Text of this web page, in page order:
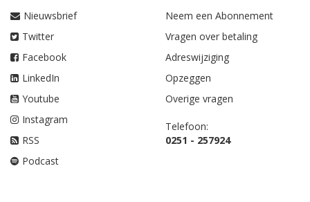
Nieuwsbrief
Twitter
Facebook
LinkedIn
Youtube
Instagram
RSS
Podcast
Neem een Abonnement
Vragen over betaling
Adreswijziging
Opzeggen
Overige vragen
Telefoon:
0251 - 257924